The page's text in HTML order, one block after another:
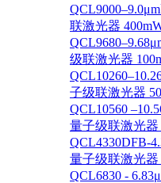
联激光器
级联激光器
子级联激光器
QCL10560
量子级联激光器
QCL4330DFB-
量子级联激光器
QCL6830 -